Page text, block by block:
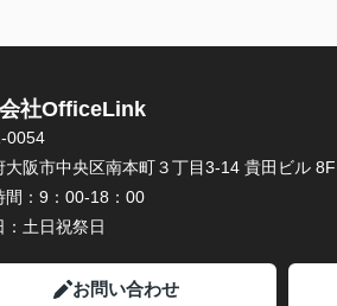
社OfficeLink
0054
大阪市中央区南本町３丁目3-14 貴田ビル 8F
： 9：00-18：00
土日祝祭日
お問い合わせ